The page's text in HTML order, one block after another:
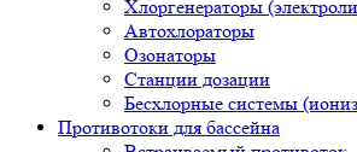
Хлоргенераторы
Автохлораторы
Озонаторы
Станции дозации
Бесхлорные системы
Противотоки для бассейна